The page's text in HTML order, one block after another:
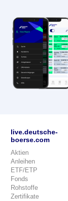
live.deutsche-
boerse.com
Aktien
Anleihen
ETF/ETP
Fonds
Rohstoffe
Zertifikate